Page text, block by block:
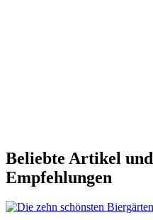
Beliebte Artikel und
Empfehlungen